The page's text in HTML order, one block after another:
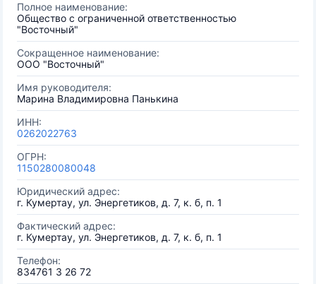
Полное наименование:
Общество с ограниченной ответственностью
"Восточный"
Сокращенное наименование:
ООО "Восточный"
Имя руководителя:
Марина Владимировна Панькина
ИНН:
0262022763
ОГРН:
1150280080048
Юридический адрес:
г. Кумертау, ул. Энергетиков, д. 7, к. б, п. 1
Фактический адрес:
г. Кумертау, ул. Энергетиков, д. 7, к. б, п. 1
Телефон:
834761 3 26 72